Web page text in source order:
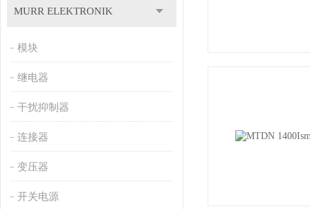
MURR ELEKTRONIK
模块
继电器
干扰抑制器
连接器
变压器
开关电源